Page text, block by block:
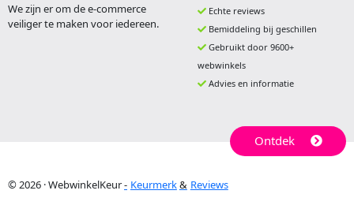
We zijn er om de e-commerce
veiliger te maken voor iedereen.
Echte reviews
Bemiddeling bij geschillen
Gebruikt door 9600+
webwinkels
Advies en informatie
Ontdek
© 2026 · WebwinkelKeur Keurmerk Reviews